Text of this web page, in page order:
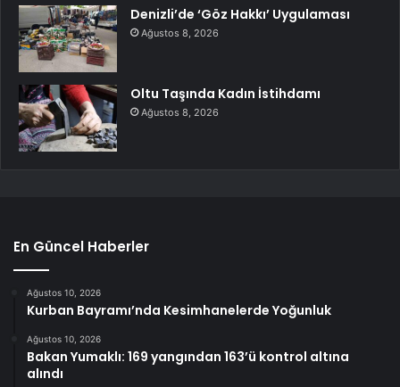
Denizli’de ‘Göz Hakkı’ Uygulaması
Ağustos 8, 2026
Oltu Taşında Kadın İstihdamı
Ağustos 8, 2026
En Güncel Haberler
Ağustos 10, 2026
Kurban Bayramı’nda Kesimhanelerde Yoğunluk
Ağustos 10, 2026
Bakan Yumaklı: 169 yangından 163’ü kontrol altına
alındı